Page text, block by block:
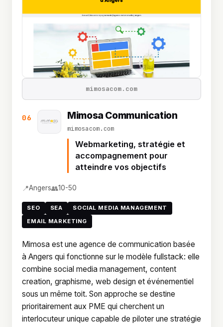
06 Mimosa Communication
mimosacom.com
Webmarketing, stratégie et
accompagnement pour
atteindre vos objectifs
📍Angers👥10-50
SEO SEA
SOCIAL MEDIA MANAGEMENT
EMAIL MARKETING
Mimosa est une agence de communication basée
à Angers qui fonctionne sur le modèle fullstack: elle
combine social media management, content
creation, graphisme, web design et événementiel
sous un même toit. Son approche se destine
prioritairement aux PME qui cherchent un
interlocuteur unique capable de piloter une stratégie
mimosacom.com